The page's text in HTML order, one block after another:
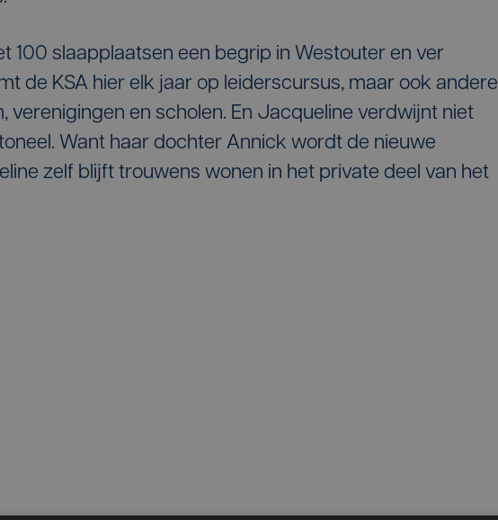
100 slaapplaatsen een begrip in Westouter en ver
de KSA hier elk jaar op leiderscursus, maar ook andere
verenigingen en scholen. En Jacqueline verdwijnt niet
Want haar dochter Annick wordt de nieuwe
zelf blijft trouwens wonen in het private deel van het